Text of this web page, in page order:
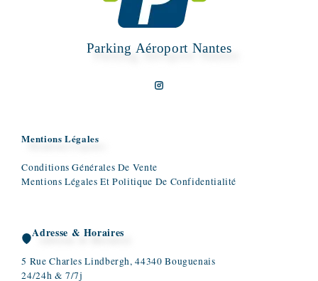
Parking Aéroport Nantes
Mentions Légales
Conditions Générales De Vente
Mentions Légales Et Politique De Confidentialité
Adresse & Horaires
5 Rue Charles Lindbergh, 44340 Bouguenais
24/24h & 7/7j